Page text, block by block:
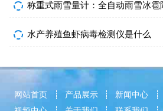
水产养殖鱼虾病毒检测仪是什么
网站首页 产品展示 新闻中心